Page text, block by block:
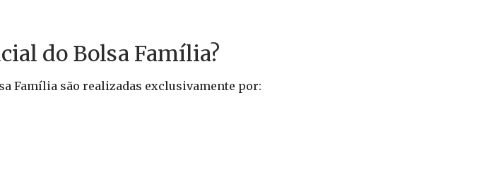
do Bolsa Família?
Família são realizadas exclusivamente por: